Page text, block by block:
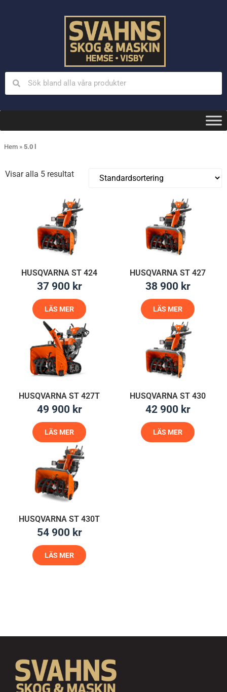
Hem » 5.0 l
Visar alla 5 resultat
HUSQVARNA ST 424
37 900 kr
LÄS MER
HUSQVARNA ST 427
38 900 kr
LÄS MER
HUSQVARNA ST 427T
49 900 kr
LÄS MER
HUSQVARNA ST 430
42 900 kr
LÄS MER
HUSQVARNA ST 430T
54 900 kr
LÄS MER